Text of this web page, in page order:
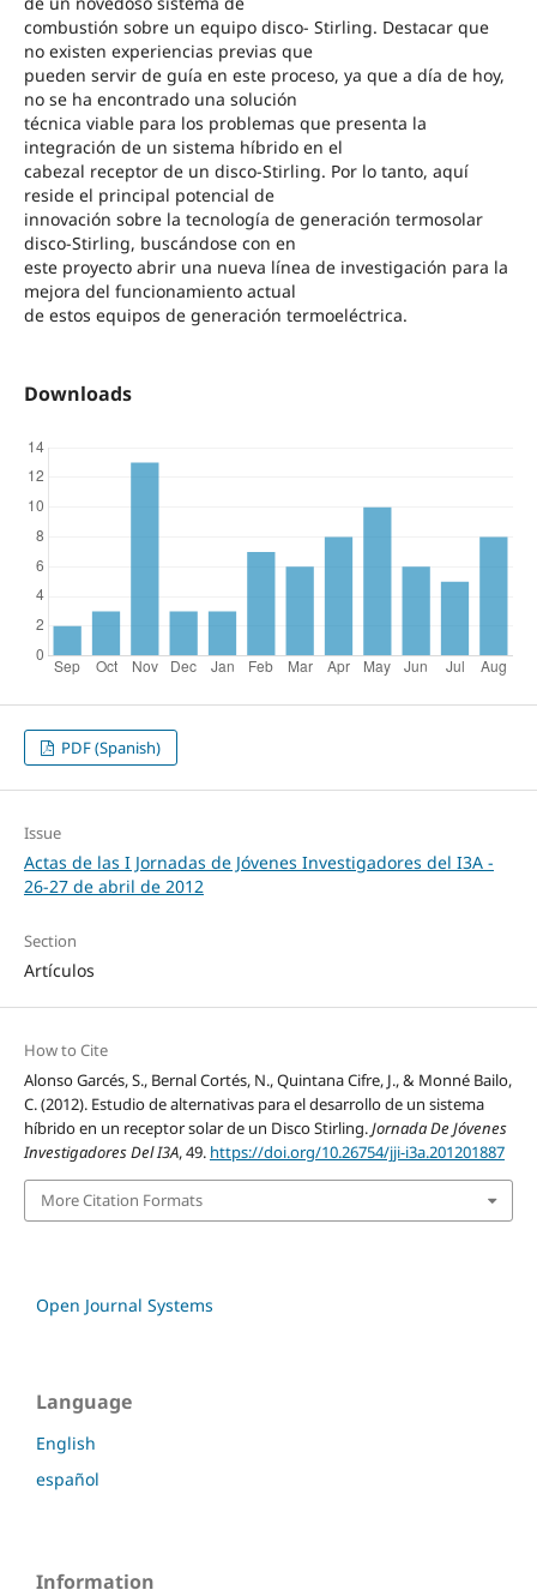
combustión sobre un equipo disco‐ Stirling. Destacar que
no existen experiencias previas que
pueden servir de guía en este proceso, ya que a día de hoy,
no se ha encontrado una solución
técnica viable para los problemas que presenta la
integración de un sistema híbrido en el
cabezal receptor de un disco‐Stirling. Por lo tanto, aquí
reside el principal potencial de
innovación sobre la tecnología de generación termosolar
disco‐Stirling, buscándose con en
este proyecto abrir una nueva línea de investigación para la
mejora del funcionamiento actual
de estos equipos de generación termoeléctrica.
Downloads
PDF (Spanish)
Issue
Actas de las I Jornadas de Jóvenes Investigadores del I3A -
26‐27 de abril de 2012
Section
Artículos
How to Cite
Alonso Garcés, S., Bernal Cortés, N., Quintana Cifre, J., & Monné Bailo,
C. (2012). Estudio de alternativas para el desarrollo de un sistema
híbrido en un receptor solar de un Disco Stirling.Jornada De Jóvenes
Investigadores Del I3A, 49. https://doi.org/10.26754/jji-i3a.201201887
More Citation Formats
Open Journal Systems
Language
English
español
Information